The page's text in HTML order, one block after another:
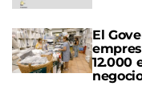
El
12.000